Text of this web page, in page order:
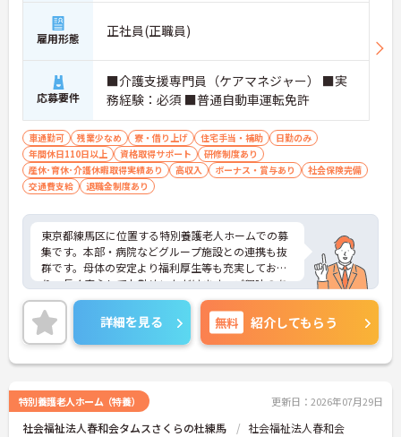
雇用形態 正社員(正職員)
応募要件
■介護支援専門員（ケアマネジャー） ■実
務経験：必須 ■普通自動車運転免許
車通勤可 残業少なめ 寮・借り上げ 住宅手当・補助
日勤のみ
年間休日110日以上
資格取得サポート
研修制度あり
産休･育休･介護休暇取得実績あり
高収入 ボーナス・賞与あり
社会保険完備
交通費支給
退職金制度あり
東京都練馬区に位置する特別養護老人ホームでの募
集です。本部・病院などグループ施設との連携も抜
群です。母体の安定より福利厚生等も充実してお
り、長く安心してお勤めいただけます。ご興味のあ
る方には、面接対策ポイントなど、さらに詳細をお
話しいたしますので、お気軽にご相談ください。
詳細を見る 無料 紹介してもらう
特別養護老人ホーム（特養） 更新日：2026年07月29日
社会福祉法人春和会タムスさくらの杜練馬 社会福祉法人春和会